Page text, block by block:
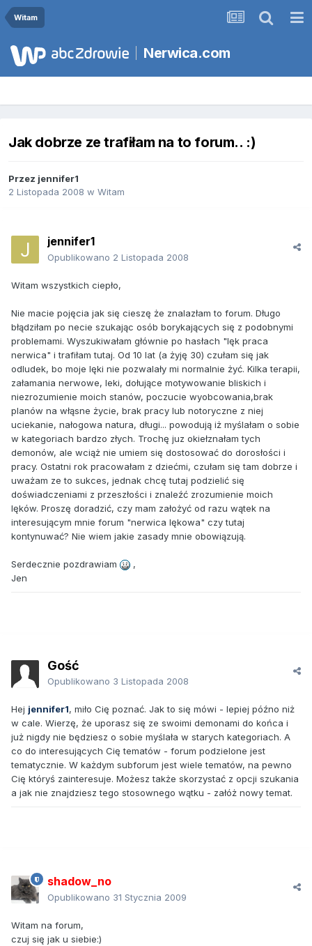
Witam
Nerwica.com
Jak dobrze ze trafiłam na to forum.. :)
Przez jennifer1
2 Listopada 2008 w Witam
jennifer1
Opublikowano 2 Listopada 2008
Witam wszystkich ciepło,
Nie macie pojęcia jak się cieszę że znalazłam to forum. Długo
błądziłam po necie szukając osób borykających się z podobnymi
problemami. Wyszukiwałam głównie po hasłach "lęk praca
nerwica" i trafiłam tutaj. Od 10 lat (a żyję 30) czułam się jak
odludek, bo moje lęki nie pozwalały mi normalnie żyć. Kilka terapii,
załamania nerwowe, leki, dołujące motywowanie bliskich i
niezrozumienie moich stanów, poczucie wyobcowania,brak
planów na włąsne życie, brak pracy lub notoryczne z niej
uciekanie, nałogowa natura, długi... powodują iż myślałam o sobie
w kategoriach bardzo złych. Trochę juz okiełznałam tych
demonów, ale wciąż nie umiem się dostosować do dorosłości i
pracy. Ostatni rok pracowałam z dziećmi, czułam się tam dobrze i
uważam ze to sukces, jednak chcę tutaj podzielić się
doświadczeniami z przeszłości i znaleźć zrozumienie moich
lęków. Proszę doradzić, czy mam założyć od razu wątek na
interesującym mnie forum "nerwica lękowa" czy tutaj
kontynuwać? Nie wiem jakie zasady mnie obowiązują.
Serdecznie pozdrawiam
,
Jen
Gość
Opublikowano 3 Listopada 2008
Hej jennifer1, miło Cię poznać. Jak to się mówi - lepiej późno niż
w cale. Wierzę, że uporasz się ze swoimi demonami do końca i
już nigdy nie będziesz o sobie myślała w starych kategoriach. A
co do interesujących Cię tematów - forum podzielone jest
tematycznie. W każdym subforum jest wiele tematów, na pewno
Cię któryś zainteresuje. Możesz także skorzystać z opcji szukania
a jak nie znajdziesz tego stosownego wątku - załóż nowy temat.
shadow_no
Opublikowano 31 Stycznia 2009
Witam na forum,
czuj się jak u siebie:)